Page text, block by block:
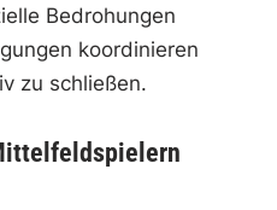
Bedrohungen
koordinieren
zu schließen.